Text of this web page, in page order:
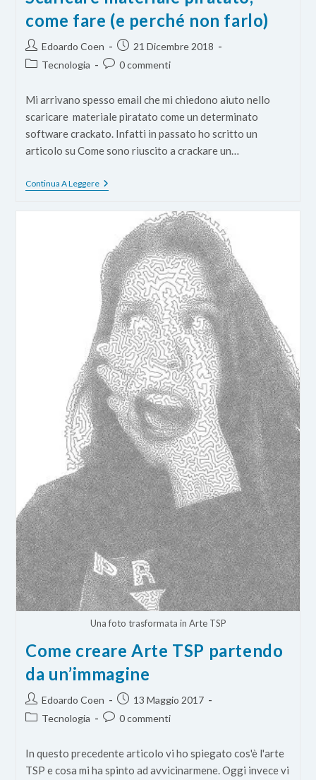
come fare (e perché non farlo)
Autore
dell'articolo:
Edoardo Coen
Articolo
pubblicato:
21 Dicembre 2018
Categoria
Tecnologia
Commenti
0 commenti
Mi arrivano spesso email che mi chiedono aiuto nello
scaricare materiale piratato come un determinato
software crackato. Infatti in passato ho scritto un
articolo su Come sono riuscito a crackare un…
Continua A LeggereScaricare
Materiale
Perché
Non
Farlo)
Una foto trasformata in Arte TSP
Come creare Arte TSP partendo
da un’immagine
Autore
dell'articolo:
Edoardo Coen
Articolo
pubblicato:
13 Maggio 2017
Categoria
Tecnologia
Commenti
0 commenti
In questo precedente articolo vi ho spiegato cos'è l'arte
TSP e cosa mi ha spinto ad avvicinarmene. Oggi invece vi